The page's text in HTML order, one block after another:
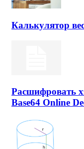
Калькулятор
Расшифровать
Base64 Online